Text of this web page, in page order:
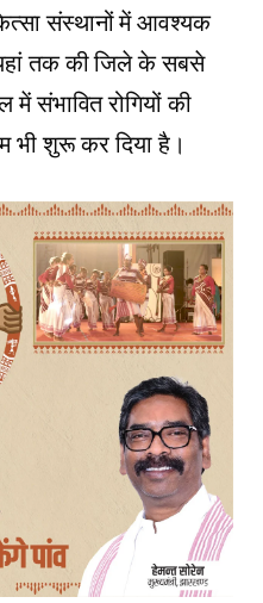
संस्थानों में आवश्यक
यहां तक की जिले के सबसे
संभावित रोगियों की
भी शुरू कर दिया है।